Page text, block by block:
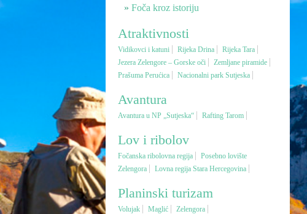
Foča kroz istoriju
Atraktivnosti
Vidikovci i katuni Rijeka Drina
Rijeka Tara
Jezera Zelengore – Gorske oči
Zemljane piramide
Prašuma Perućica
Nacionalni park Sutjeska
Avantura
Avantura u NP „Sutjeska“ Rafting Tarom
Lov i ribolov
Fočanska ribolovna regija
Posebno lovište
Zelengora
Lovna regija Stara Hercegovina
Planinski turizam
Volujak Maglić Zelengora